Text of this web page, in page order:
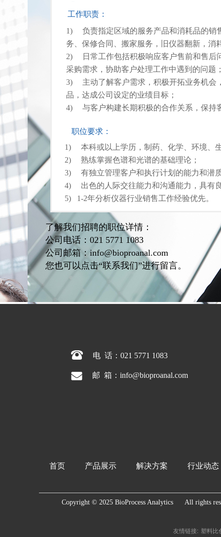
工作职责：
1)     负责指定区域的服务产品和消耗品的销
务、保修合同、搬家服务，旧仪器翻新，消
2)     日常工作包括积极响应客户售前和售后
采购需求，协助客户处理工作中遇到的问题
3)     主动了解客户需求，积极开拓业务机会
品，达成公司设定的业绩目标；
4)     与客户构建长期积极的合作关系，保持
职位要求：
1)     本科或以上学历，制药、化学、环境、
2)     熟练掌握色谱和光谱的基础理论；
3)     有独立管理客户和执行计划的能力和潜
4)     出色的人际交往能力和沟通能力，具有
5)   1-2年分析仪器行业销售工作经验优先。
了解我们招聘的职位详情：
公司电话：021 5771 1083
公司邮箱：info@bioproanal.com
您也可以点击“联系我们”进行留言。
首页 产品展示 解决方案 行业动态
Copyright © 2025 BioProcess Analytics      All rights
电  话：021 5771 1083
邮  箱：info@bioproanal.com
友情链接: 塑料比